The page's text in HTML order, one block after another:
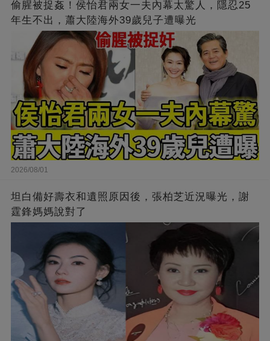
偷腥被捉姦！侯怡君兩女一夫內幕太驚人，隱忍25
年生不出，蕭大陸海外39歲兒子遭曝光
2026/08/01
坦白備好壽衣和遺照原因後，張柏芝近況曝光，謝
霆鋒媽媽說對了